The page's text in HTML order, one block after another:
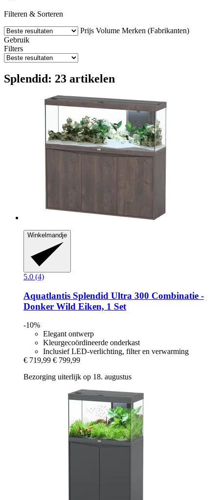
Filteren & Sorteren
Prijs Volume Merken (Fabrikanten)
Gebruik
Filters
Splendid: 23 artikelen
Winkelmandje
5.0 (4)
Aquatlantis Splendid Ultra 300 Combinatie -​
Donker Wild Eiken, 1 Set
-10%
Elegant ontwerp
Kleurgecoördineerde onderkast
Inclusief LED-verlichting, filter en verwarming
€ 719,99 € 799,99
Bezorging uiterlijk op 18. augustus